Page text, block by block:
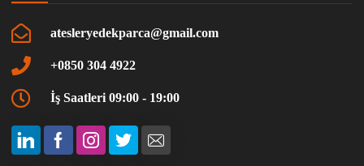
atesleryedekparca@gmail.com
+0850 304 4922
İş Saatleri 09:00 - 19:00